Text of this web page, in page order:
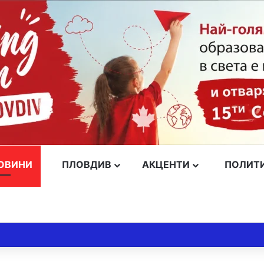
ПЛОВДИВ АКЦЕНТИ